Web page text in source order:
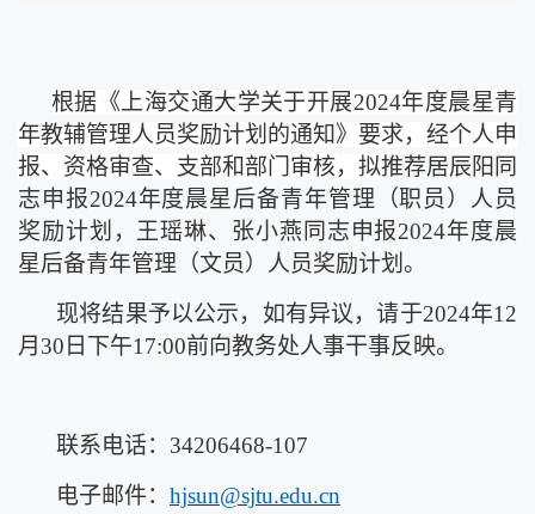
根据《上海交通大学关于开展2024年度晨星青
年教辅管理人员奖励计划的通知》要求，经个人申
报、资格审查、支部和部门审核，拟推荐居辰阳同
志申报2024年度晨星后备青年管理（职员）人员
奖励计划，王瑶琳、张小燕同志申报2024年度晨
星后备青年管理（文员）人员奖励计划。
现将结果予以公示，如有异议，请于2024年1 2
月 30 日下午1 7:00前向教务处人事干事反映。
联系电话： 34206468-107
电子邮件： hjsun@sjtu.edu.cn